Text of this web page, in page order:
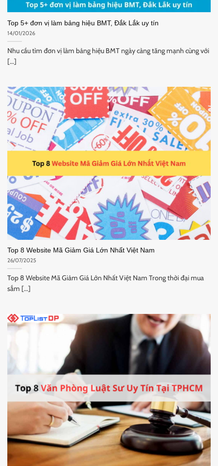
Top 5+ đơn vị làm bảng hiệu BMT, Đắk Lắk uy tín
14/01/2026
Nhu cầu tìm đơn vị làm bảng hiệu BMT ngày càng tăng mạnh cùng với
[...]
Top 8 Website Mã Giảm Giá Lớn Nhất Việt Nam
26/07/2025
Top 8 Website Mã Giảm Giá Lớn Nhất Việt Nam Trong thời đại mua
sắm [...]